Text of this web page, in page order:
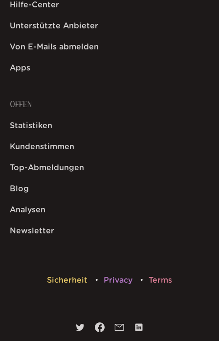
Hilfe-Center
Unterstützte Anbieter
Von E-Mails abmelden
Apps
OFFEN
Statistiken
Kundenstimmen
Top-Abmeldungen
Blog
Analysen
Newsletter
Sicherheit Privacy Terms